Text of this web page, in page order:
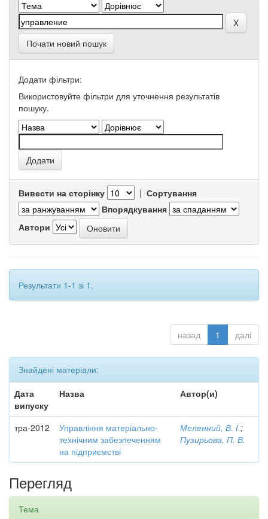
Почати новий пошук
Додати фільтри:
Використовуйте фільтри для уточнення результатів
пошуку.
Вивести на сторінку | Сортування
Впорядкування
Автори
Результати 1-1 зі 1.
назад 1 далі
Знайдені матеріали:
Дата
випуску
Назва Автор(и)
тра-2012
Управління матеріально-
технічним забезпеченням
на підприємстві
Меленний, В. І.;
Пузирьова, П. В.
Перегляд
Тема